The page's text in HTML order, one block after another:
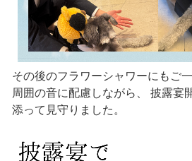
その後のフラワーシャワーにもご
周囲の音に配慮しながら、 披露宴
添って見守りました。